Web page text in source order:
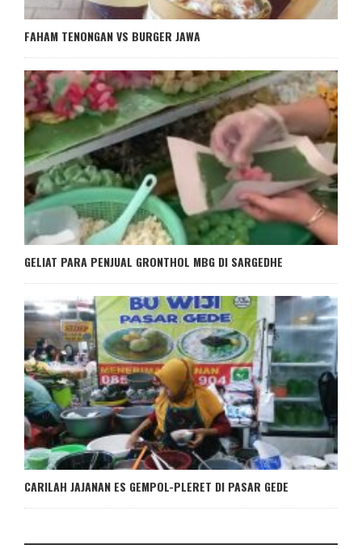
FAHAM TENONGAN VS BURGER JAWA
GELIAT PARA PENJUAL GRONTHOL MBG DI SARGEDHE
CARILAH JAJANAN ES GEMPOL-PLERET DI PASAR GEDE